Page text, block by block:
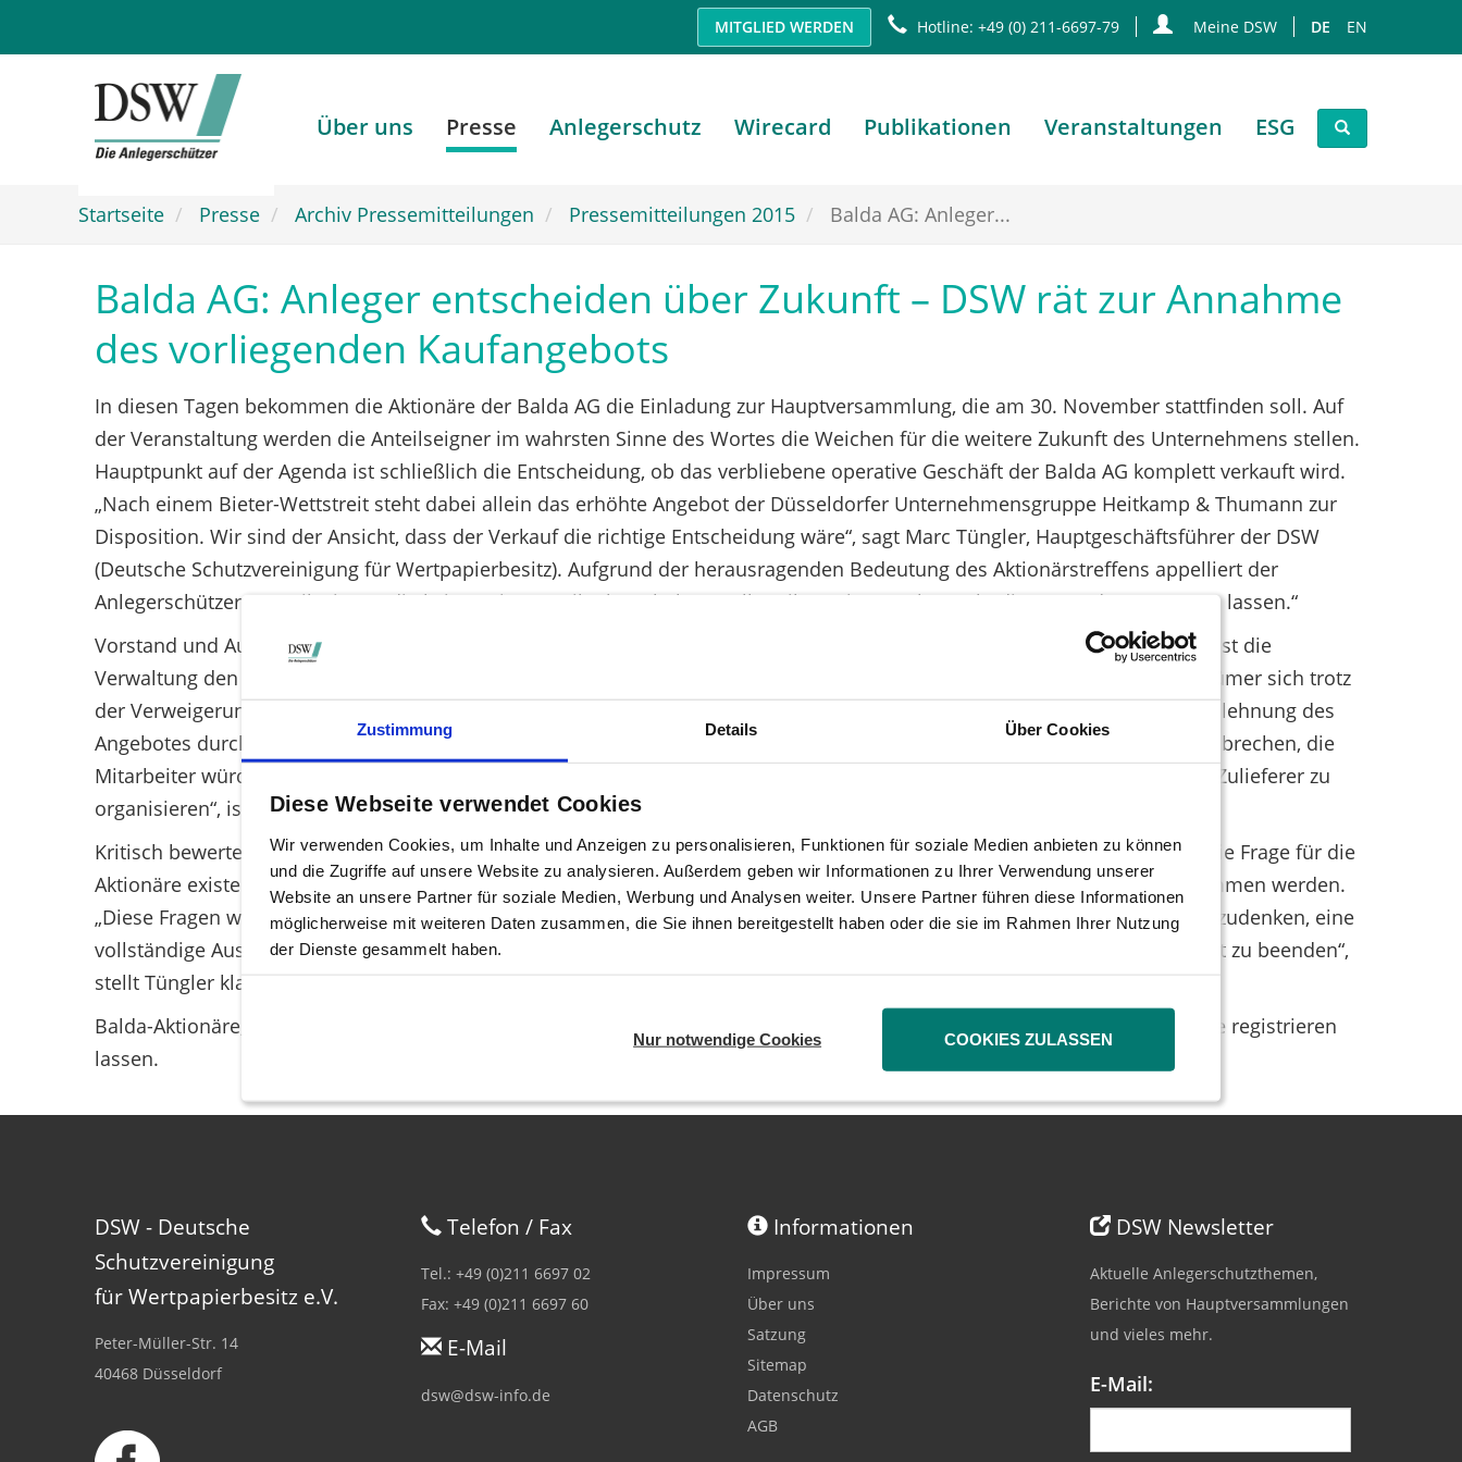
Zustimmung Details Über Cookies
Diese Webseite verwendet Cookies
Wir verwenden Cookies, um Inhalte und Anzeigen zu personalisieren, Funktionen für soziale Medien anbieten zu können
und die Zugriffe auf unsere Website zu analysieren. Außerdem geben wir Informationen zu Ihrer Verwendung unserer
Website an unsere Partner für soziale Medien, Werbung und Analysen weiter. Unsere Partner führen diese Informationen
möglicherweise mit weiteren Daten zusammen, die Sie ihnen bereitgestellt haben oder die sie im Rahmen Ihrer Nutzung
der Dienste gesammelt haben.
Nur notwendige Cookies COOKIES ZULASSEN
MITGLIED WERDEN Hotline: +49 (0) 211-6697-79 Meine DSW DE EN
Über uns Presse Anlegerschutz Wirecard Publikationen Veranstaltungen ESG
Startseite Presse Archiv Pressemitteilungen Pressemitteilungen 2015 Balda AG: Anleger...
Balda AG: Anleger entscheiden über Zukunft – DSW rät zur Annahme
des vorliegenden Kaufangebots
In diesen Tagen bekommen die Aktionäre der Balda AG die Einladung zur Hauptversammlung, die am 30. November stattfinden soll. Auf
der Veranstaltung werden die Anteilseigner im wahrsten Sinne des Wortes die Weichen für die weitere Zukunft des Unternehmens stellen.
Hauptpunkt auf der Agenda ist schließlich die Entscheidung, ob das verbliebene operative Geschäft der Balda AG komplett verkauft wird.
„Nach einem Bieter-Wettstreit steht dabei allein das erhöhte Angebot der Düsseldorfer Unternehmensgruppe Heitkamp & Thumann zur
Disposition. Wir sind der Ansicht, dass der Verkauf die richtige Entscheidung wäre“, sagt Marc Tüngler, Hauptgeschäftsführer der DSW
(Deutsche Schutzvereinigung für Wertpapierbesitz). Aufgrund der herausragenden Bedeutung des Aktionärstreffens appelliert der
Anlegerschützer: „Anteilseigner, die keine Zeit zur Teilnahme haben, sollten ihre Stimmrechte unbedingt trotzdem vertreten lassen.“
Vorstand und Aufsichtsrat der Balda AG haben entschieden, zukünftig nicht mehr unternehmerisch tätig zu sein. „Damit lässt die
Verwaltung den Aktionären keine echte Wahl. Es würde schlicht die unternehmerische Perspektive fehlen, wenn die Eigentümer sich trotz
der Verweigerung der Verwaltung für einen Verbleib der operativen Bereiche im Konzern aussprechen“, so Tüngler. Eine Ablehnung des
Angebotes durch die Aktionäre würde zudem auf allen Ebenen nur Verlierer produzieren. „Der Aktienkurs würde massiv einbrechen, die
Mitarbeiter würden vor einer unsicheren Zukunft stehen und die Kunden wären gezwungen, sich neue bzw. zuverlässigere Zulieferer zu
organisieren“, ist der DSW-Mann überzeugt.
Kritisch bewerten die Anlegerschützer der DSW dagegen die Entwicklung, die zur aktuellen Situation geführt hat. Auch sei die Frage für die
Aktionäre existenziell, wie die Balda AG zukünftig aufgestellt sein wird und ob später wieder operative Aktivitäten aufgenommen werden.
„Diese Fragen werden spätestens auf der Hauptversammlung zu klären sein. Ohne Perspektive ist ansonsten darüber nachzudenken, eine
vollständige Ausschüttung aller liquiden Mittel an die Eigentümer vorzunehmen und damit die Fortführung der Gesellschaft zu beenden“,
stellt Tüngler klar.
Balda-Aktionäre, die ihre Stimmrechte der DSW übertragen wollen, können sich unter der Mailadresse kontakt@dsw-info.de registrieren
lassen.
DSW - Deutsche
Schutzvereinigung
für Wertpapierbesitz e.V.
Peter-Müller-Str. 14
40468 Düsseldorf
Telefon / Fax
Tel.: +49 (0)211 6697 02
Fax: +49 (0)211 6697 60
E-Mail
dsw@dsw-info.de
Informationen
Impressum
Über uns
Satzung
Sitemap
Datenschutz
AGB
DSW Newsletter
Aktuelle Anlegerschutzthemen,
Berichte von Hauptversammlungen
und vieles mehr.
E-Mail: